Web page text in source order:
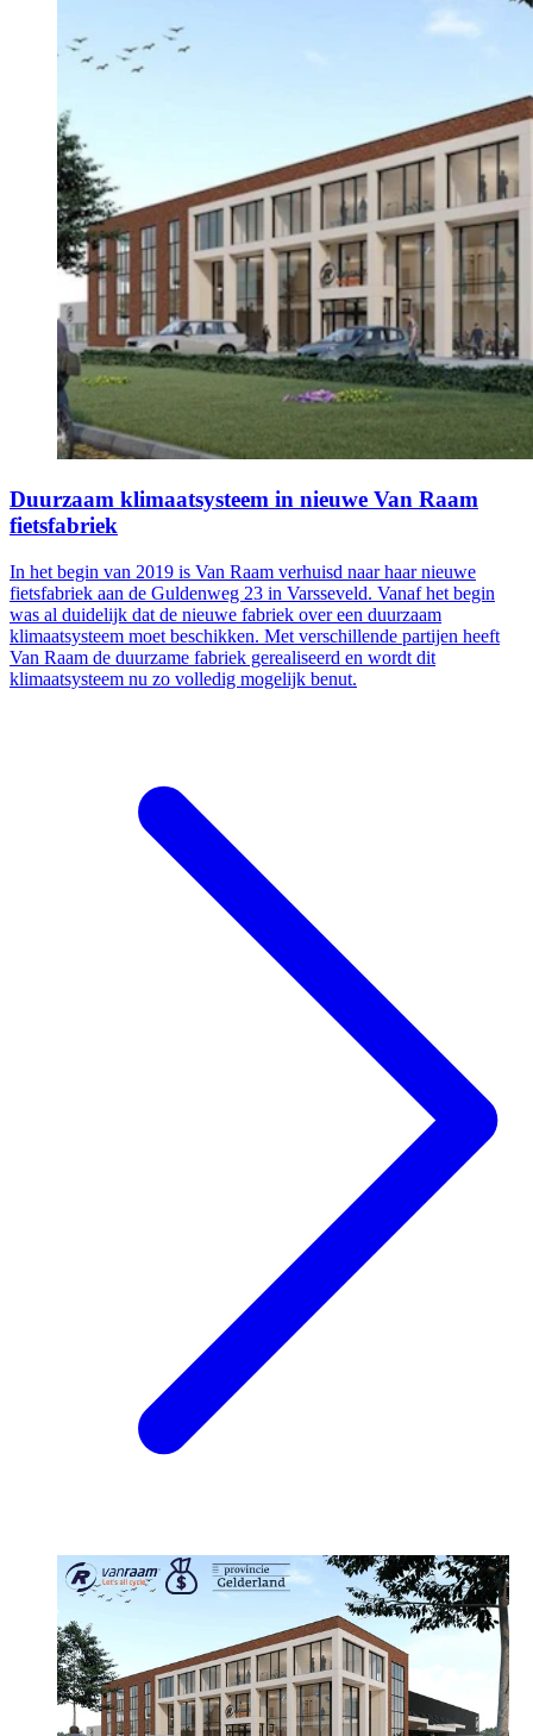
Duurzaam klimaatsysteem in nieuwe Van Raam
fietsfabriek
In het begin van 2019 is Van Raam verhuisd naar haar nieuwe
fietsfabriek aan de Guldenweg 23 in Varsseveld. Vanaf het begin
was al duidelijk dat de nieuwe fabriek over een duurzaam
klimaatsysteem moet beschikken. Met verschillende partijen heeft
Van Raam de duurzame fabriek gerealiseerd en wordt dit
klimaatsysteem nu zo volledig mogelijk benut.